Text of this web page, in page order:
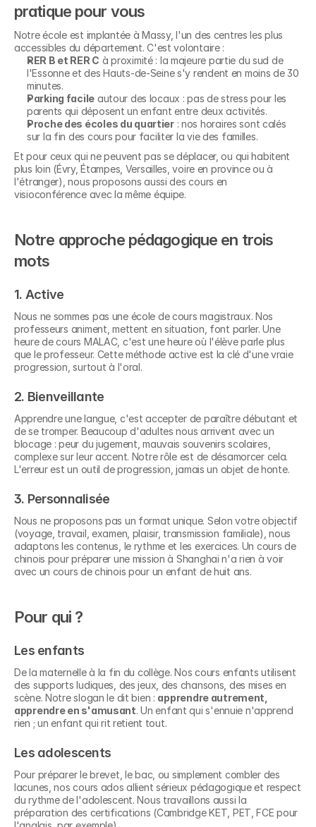
pratique pour vous
Notre école est implantée à Massy, l'un des centres les plus
accessibles du département. C'est volontaire :
RER B et RER C à proximité : la majeure partie du sud de
l'Essonne et des Hauts-de-Seine s'y rendent en moins de 30
minutes.
Parking facile autour des locaux : pas de stress pour les
parents qui déposent un enfant entre deux activités.
Proche des écoles du quartier : nos horaires sont calés
sur la fin des cours pour faciliter la vie des familles.
Et pour ceux qui ne peuvent pas se déplacer, ou qui habitent
plus loin (Évry, Étampes, Versailles, voire en province ou à
l'étranger), nous proposons aussi des cours en
visioconférence avec la même équipe.
Notre approche pédagogique en trois
mots
1. Active
Nous ne sommes pas une école de cours magistraux. Nos
professeurs animent, mettent en situation, font parler. Une
heure de cours MALAC, c'est une heure où l'élève parle plus
que le professeur. Cette méthode active est la clé d'une vraie
progression, surtout à l'oral.
2. Bienveillante
Apprendre une langue, c'est accepter de paraître débutant et
de se tromper. Beaucoup d'adultes nous arrivent avec un
blocage : peur du jugement, mauvais souvenirs scolaires,
complexe sur leur accent. Notre rôle est de désamorcer cela.
L'erreur est un outil de progression, jamais un objet de honte.
3. Personnalisée
Nous ne proposons pas un format unique. Selon votre objectif
(voyage, travail, examen, plaisir, transmission familiale), nous
adaptons les contenus, le rythme et les exercices. Un cours de
chinois pour préparer une mission à Shanghai n'a rien à voir
avec un cours de chinois pour un enfant de huit ans.
Pour qui ?
Les enfants
De la maternelle à la fin du collège. Nos cours enfants utilisent
des supports ludiques, des jeux, des chansons, des mises en
scène. Notre slogan le dit bien : apprendre autrement,
apprendre en s'amusant. Un enfant qui s'ennuie n'apprend
rien ; un enfant qui rit retient tout.
Les adolescents
Pour préparer le brevet, le bac, ou simplement combler des
lacunes, nos cours ados allient sérieux pédagogique et respect
du rythme de l'adolescent. Nous travaillons aussi la
préparation des certifications (Cambridge KET, PET, FCE pour